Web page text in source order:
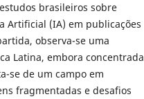
brasileiros sobre
Artificial (IA) em publicações
observa-se uma
Latina, embora concentrada
se de um campo em
fragmentadas e desafios